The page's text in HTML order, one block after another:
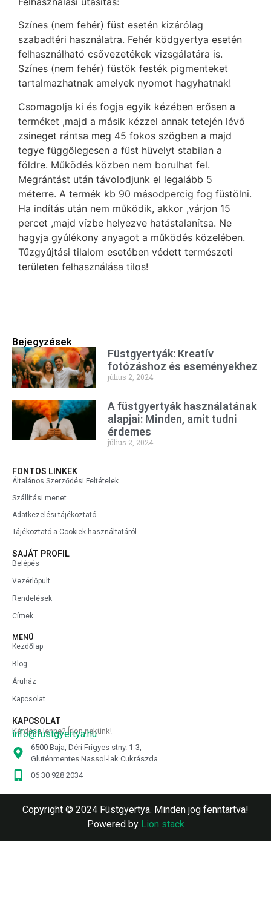
Színes (nem fehér) füst esetén kizárólag
szabadtéri használatra. Fehér ködgyertya esetén
felhasználható csővezetékek vizsgálatára is.
Színes (nem fehér) füstök festék pigmenteket
tartalmazhatnak amelyek nyomot hagyhatnak!
Csomagolja ki és fogja egyik kézében erősen a
terméket ,majd a másik kézzel annak tetején lévő
zsineget rántsa meg 45 fokos szögben a majd
tegye függőlegesen a füst hüvelyt stabilan a
földre. Működés közben nem borulhat fel.
Megrántást után távolodjunk el legalább 5
méterre. A termék kb 90 másodpercig fog füstölni.
Ha indítás után nem működik, akkor ,várjon 15
percet ,majd vízbe helyezve hatástalanítsa. Ne
hagyja gyúlékony anyagot a működés közelében.
Tűzgyújtási tilalom esetében védett természeti
területen felhasználása tilos!
Bejegyzések
Füstgyertyák: Kreatív
fotózáshoz és eseményekhez
július 2, 2024
A füstgyertyák használatának
alapjai: Minden, amit tudni
érdemes
július 2, 2024
FONTOS LINKEK
Általános Szerződési Feltételek
Szállítási menet
Adatkezelési tájékoztató
Tájékoztató a Cookiek használtatáról
SAJÁT PROFIL
Belépés
Vezérlőpult
Rendelések
Címek
MENÜ
Kezdőlap
Blog
Áruház
Kapcsolat
KAPCSOLAT
Kérdése lenne? Írjon nekünk!
info@fustgyertya.hu
6500 Baja, Déri Frigyes stny. 1-3,
Gluténmentes Nassol-lak Cukrászda
06 30 928 2034
Copyright © 2024 Füstgyertya. Minden jog fenntartva!
Powered by Lion stack